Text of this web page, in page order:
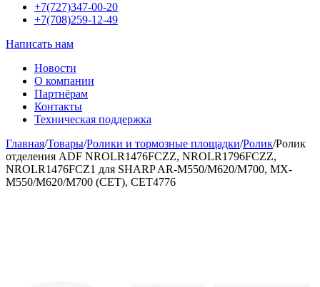
+7(727)347-00-20
+7(708)259-12-49
Написать нам
Новости
О компании
Партнёрам
Контакты
Техническая поддержка
Главная/Товары/Ролики и тормозные площадки/Ролик/Ролик
отделения ADF NROLR1476FCZZ, NROLR1796FCZZ,
NROLR1476FCZ1 для SHARP AR-M550/M620/M700, MX-
M550/M620/M700 (CET), CET4776